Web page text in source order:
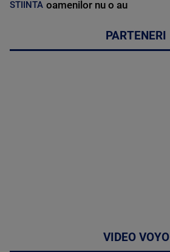
STIINTA oamenilor nu o au
PARTENERI
VIDEO VOYO